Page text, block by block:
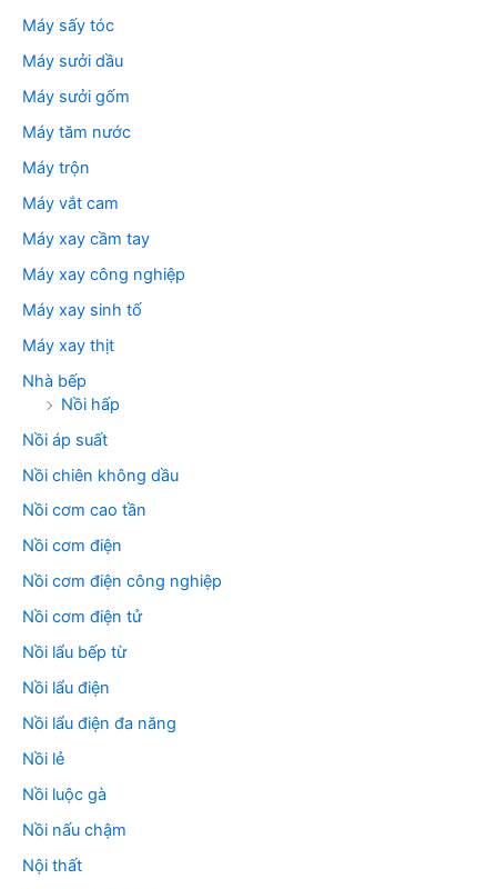
Máy sấy tóc
Máy sưởi dầu
Máy sưởi gốm
Máy tăm nước
Máy trộn
Máy vắt cam
Máy xay cầm tay
Máy xay công nghiệp
Máy xay sinh tố
Máy xay thịt
Nhà bếp
Nồi hấp
Nồi áp suất
Nồi chiên không dầu
Nồi cơm cao tần
Nồi cơm điện
Nồi cơm điện công nghiệp
Nồi cơm điện tử
Nồi lẩu bếp từ
Nồi lẩu điện
Nồi lẩu điện đa năng
Nồi lẻ
Nồi luộc gà
Nồi nấu chậm
Nội thất